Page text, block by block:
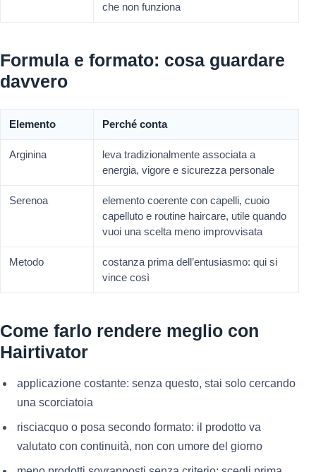
che non funziona
Formula e formato: cosa guardare
davvero
Elemento Perché conta
Arginina
leva tradizionalmente associata a
energia, vigore e sicurezza personale
Serenoa
elemento coerente con capelli, cuoio
capelluto e routine haircare, utile quando
vuoi una scelta meno improvvisata
Metodo
costanza prima dell’entusiasmo: qui si
vince così
Come farlo rendere meglio con
Hairtivator
applicazione costante: senza questo, stai solo cercando
una scorciatoia
risciacquo o posa secondo formato: il prodotto va
valutato con continuità, non con umore del giorno